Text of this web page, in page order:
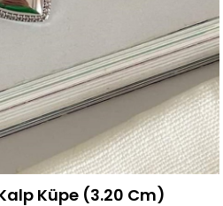
Küpe (3.20 Cm)